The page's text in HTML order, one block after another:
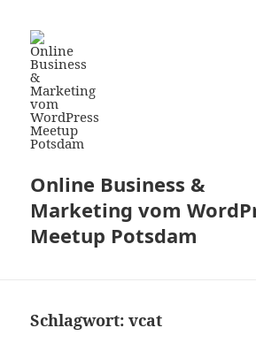
Online Business &
Marketing vom
Meetup Potsdam
Schlagwort:vcat